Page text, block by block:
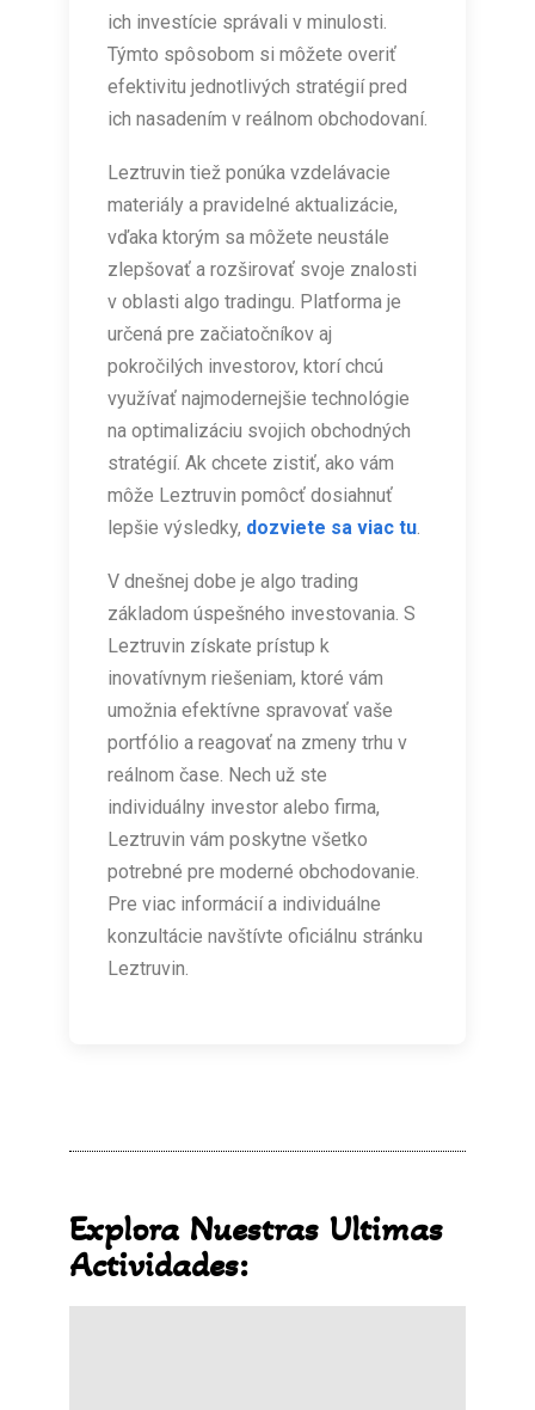
ich investície správali v minulosti.
Týmto spôsobom si môžete overiť
efektivitu jednotlivých stratégií pred
ich nasadením v reálnom obchodovaní.
Leztruvin tiež ponúka vzdelávacie
materiály a pravidelné aktualizácie,
vďaka ktorým sa môžete neustále
zlepšovať a rozširovať svoje znalosti
v oblasti algo tradingu. Platforma je
určená pre začiatočníkov aj
pokročilých investorov, ktorí chcú
využívať najmodernejšie technológie
na optimalizáciu svojich obchodných
stratégií. Ak chcete zistiť, ako vám
môže Leztruvin pomôcť dosiahnuť
lepšie výsledky, dozviete sa viac tu.
V dnešnej dobe je algo trading
základom úspešného investovania. S
Leztruvin získate prístup k
inovatívnym riešeniam, ktoré vám
umožnia efektívne spravovať vaše
portfólio a reagovať na zmeny trhu v
reálnom čase. Nech už ste
individuálny investor alebo firma,
Leztruvin vám poskytne všetko
potrebné pre moderné obchodovanie.
Pre viac informácií a individuálne
konzultácie navštívte oficiálnu stránku
Leztruvin.
Explora Nuestras Ultimas
Actividades: